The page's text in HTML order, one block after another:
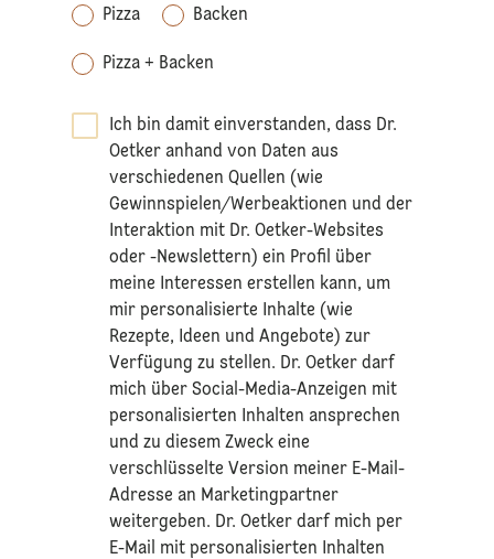
Pizza Backen
Pizza + Backen
Ich bin damit einverstanden, dass Dr.
Oetker anhand von Daten aus
verschiedenen Quellen (wie
Gewinnspielen/Werbeaktionen und der
Interaktion mit Dr. Oetker-Websites
oder -Newslettern) ein Profil über
meine Interessen erstellen kann, um
mir personalisierte Inhalte (wie
Rezepte, Ideen und Angebote) zur
Verfügung zu stellen. Dr. Oetker darf
mich über Social-Media-Anzeigen mit
personalisierten Inhalten ansprechen
und zu diesem Zweck eine
verschlüsselte Version meiner E-Mail-
Adresse an Marketingpartner
weitergeben. Dr. Oetker darf mich per
E-Mail mit personalisierten Inhalten